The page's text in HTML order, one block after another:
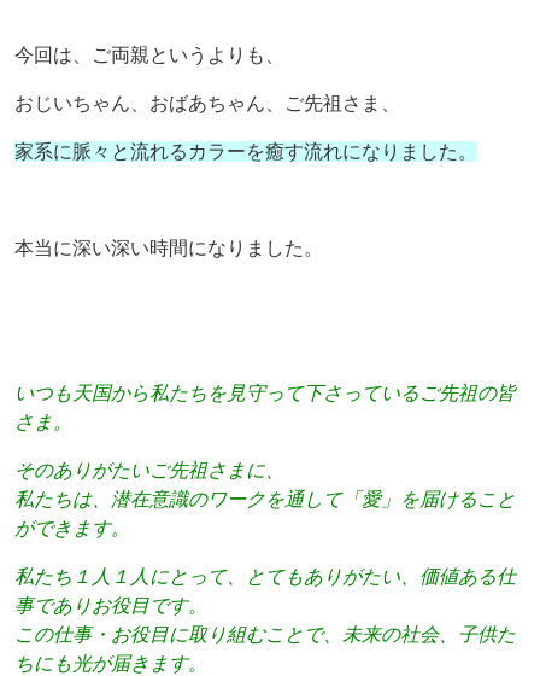
今回は、ご両親というよりも、
おじいちゃん、おばあちゃん、ご先祖さま、
家系に脈々と流れるカラーを癒す流れになりました。
本当に深い深い時間になりました。
いつも天国から私たちを見守って下さっているご先祖の皆
さま。
そのありがたいご先祖さまに、
私たちは、潜在意識のワークを通して「愛」を届けること
ができます。
私たち１人１人にとって、とてもありがたい、価値ある仕
事でありお役目です。
この仕事・お役目に取り組むことで、未来の社会、子供た
ちにも光が届きます。